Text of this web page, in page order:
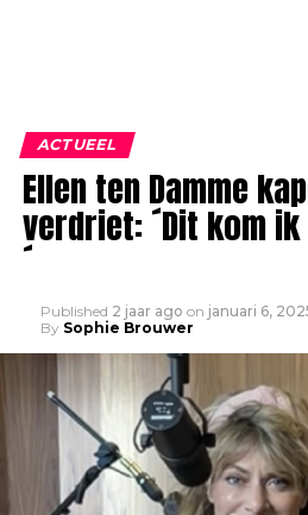
ACTUEEL
Ellen ten Damme
verdriet: ´Dit kom
´
Published 2 jaar ago on januari 6,
By Sophie Brouwer